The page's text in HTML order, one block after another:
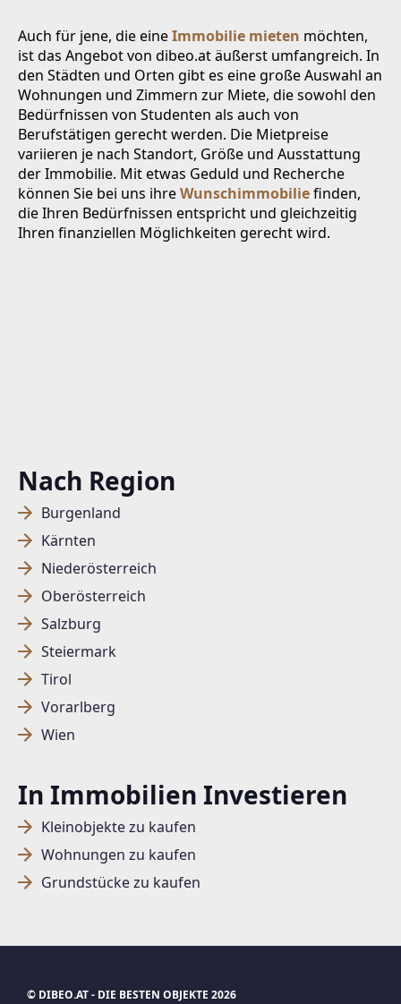
Nach Region
Burgenland
Kärnten
Niederösterreich
Oberösterreich
Salzburg
Steiermark
Tirol
Vorarlberg
Wien
In Immobilien Investieren
Kleinobjekte zu kaufen
Wohnungen zu kaufen
Grundstücke zu kaufen
SUCHAGENT ANLEGEN FÜR DIE
AKTUELLEN SUCHKRITERIEN
Dieser Filter wird viele Treffer erzeugen. Bitte setzen
Treffer verfeinern
in denDatenschutzbestimmungen
zu.
Auch für jene, die eineImmobilie mieten möchten,
ist das Angebot von dibeo.at äußerst umfangreich. In
den Städten und Orten gibt es eine große Auswahl an
Wohnungen und Zimmern zur Miete, die sowohl den
Bedürfnissen von Studenten als auch von
Berufstätigen gerecht werden. Die Mietpreise
variieren je nach Standort, Größe und Ausstattung
der Immobilie. Mit etwas Geduld und Recherche
können Sie bei uns ihreWunschimmobiliefinden,
die Ihren Bedürfnissen entspricht und gleichzeitig
Ihren finanziellen Möglichkeiten gerecht wird.
© DIBEO.AT - DIE BESTEN OBJEKTE 2026